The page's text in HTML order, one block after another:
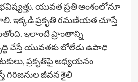
యువత ప్రతి అంశంలోనూ
ఇక్కడి ప్రకృతి రమణీయత చూస్తే
ఇలాంటి ప్రాంతాన్ని
చేస్తే యువతకు బోలేడు ఉపాధి
ప్రకృతిపై అధ్యయనం
గిరిజనుల జీవన శైలి